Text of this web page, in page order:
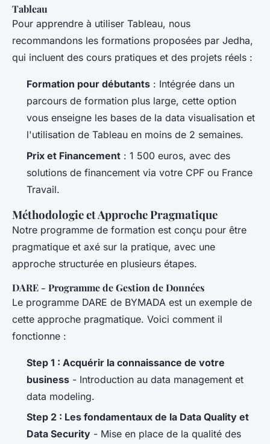
Tableau
Pour apprendre à utiliser Tableau, nous
recommandons les formations proposées par Jedha,
qui incluent des cours pratiques et des projets réels :
Formation pour débutants : Intégrée dans un
parcours de formation plus large, cette option
vous enseigne les bases de la data visualisation et
l'utilisation de Tableau en moins de 2 semaines.
Prix et Financement : 1 500 euros, avec des
solutions de financement via votre CPF ou France
Travail.
Méthodologie et Approche Pragmatique
Notre programme de formation est conçu pour être
pragmatique et axé sur la pratique, avec une
approche structurée en plusieurs étapes.
DARE - Programme de Gestion de Données
Le programme DARE de BYMADA est un exemple de
cette approche pragmatique. Voici comment il
fonctionne :
Step 1 : Acquérir la connaissance de votre
business - Introduction au data management et
data modeling.
Step 2 : Les fondamentaux de la Data Quality et
Data Security - Mise en place de la qualité des